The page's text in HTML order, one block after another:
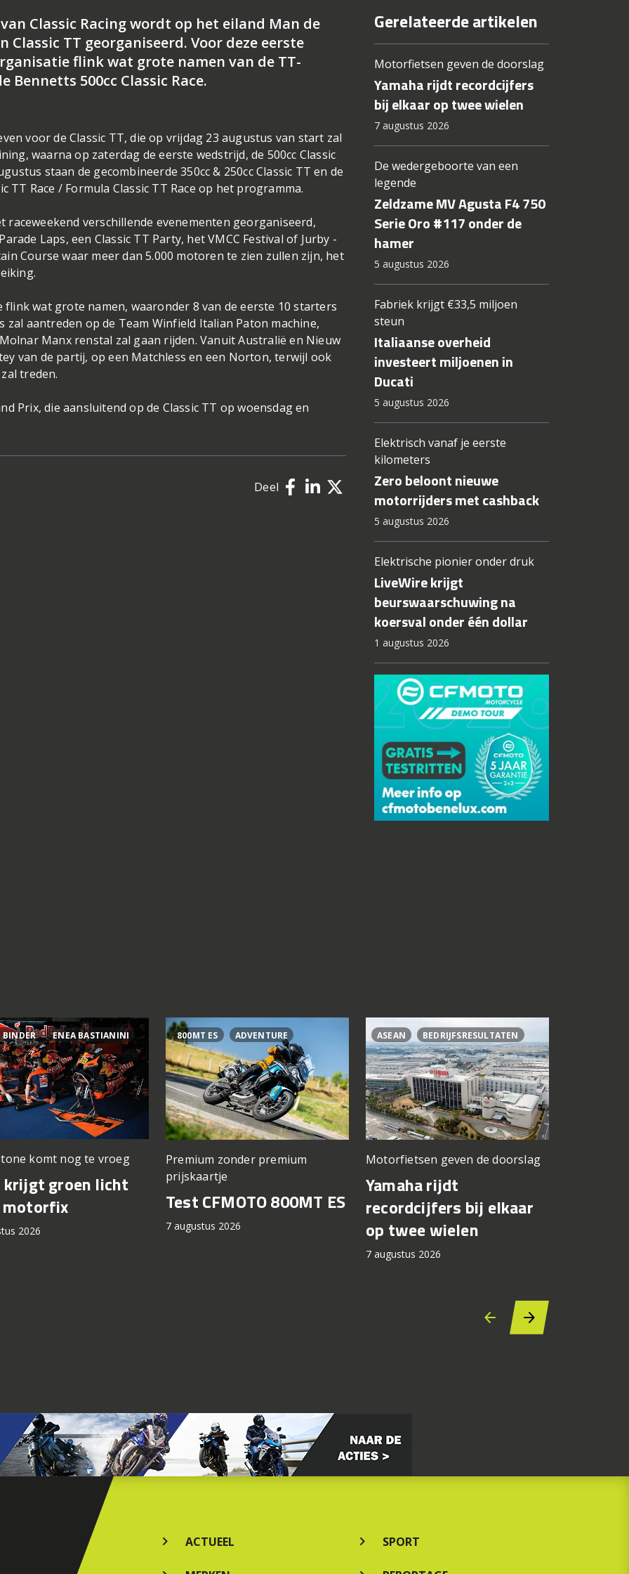
Classic Racing wordt op het eiland Man de
TT georganiseerd. Voor deze eerste
flink wat grote namen van de TT-
500cc Classic Race.
voor de Classic TT, die op vrijdag 23 augustus van start zal
waarna op zaterdag de eerste wedstrijd, de 500cc Classic
staan de gecombineerde 350cc & 250cc Classic TT en de
TT Race / Formula Classic TT Race op het programma.
verschillende evenementen georganiseerd,
Laps, een Classic TT Party, het VMCC Festival of Jurby -
Course waar meer dan 5.000 motoren te zien zullen zijn, het
wat grote namen, waaronder 8 van de eerste 10 starters
zal aantreden op de Team Winfield Italian Paton machine,
Manx renstal zal gaan rijden. Vanuit Australië en Nieuw
van de partij, op een Matchless en een Norton, terwijl ook
treden.
Prix, die aansluitend op de Classic TT op woensdag en
Deel
Gerelateerde artikelen
Motorfietsen geven de doorslag
Yamaha rijdt recordcijfers
bij elkaar op twee wielen
7 augustus 2026
De wedergeboorte van een
legende
Zeldzame MV Agusta F4 750
Serie Oro #117 onder de
hamer
5 augustus 2026
Fabriek krijgt €33,5 miljoen
steun
Italiaanse overheid
investeert miljoenen in
Ducati
5 augustus 2026
Elektrisch vanaf je eerste
kilometers
Zero beloont nieuwe
motorrijders met cashback
5 augustus 2026
Elektrische pionier onder druk
LiveWire krijgt
beurswaarschuwing na
koersval onder één dollar
1 augustus 2026
BINDER ENEA BASTIANINI
komt nog te vroeg
krijgt groen licht
2026
800MT ES ADVENTURE
Premium zonder premium
prijskaartje
Test CFMOTO 800MT ES
7 augustus 2026
ASEAN BEDRIJFSRESULTATEN
Motorfietsen geven de doorslag
Yamaha rijdt
recordcijfers bij elkaar
op twee wielen
7 augustus 2026
ACTUEEL SPORT